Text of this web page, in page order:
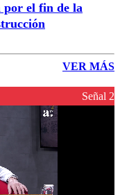
por el fin de la
VER MÁS
Señal 2